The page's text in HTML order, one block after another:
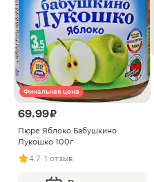
Финальная цена
69.99 ₽
Пюре Яблоко Бабушкино
Лукошко 100г
4.7· 1 отзыв